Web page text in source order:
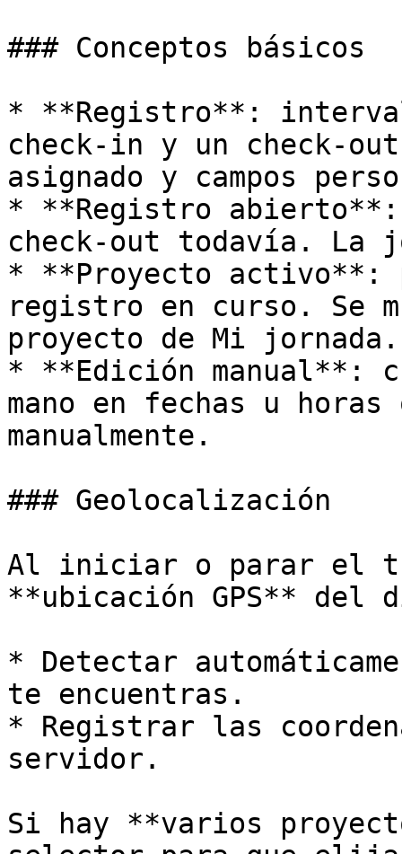
### Conceptos básicos
* **Registro**:
check-in y un check-
asignado y campos
* **Registro
check-out todavía. La
* **Proyecto activo**:
registro en curso. Se
proyecto de Mi jornada.
* **Edición manual**:
mano en fechas u horas
manualmente.
### Geolocalización
Al iniciar o parar el
**ubicación GPS** del
* Detectar
te encuentras.
* Registrar las
servidor.
Si hay **varios